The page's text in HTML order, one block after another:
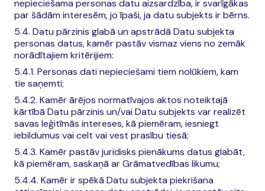
nepieciešama personas datu aizsardzība, ir svarīgākas
par šādām interesēm, jo īpaši, ja datu subjekts ir bērns.
5.4. Datu pārzinis glabā un apstrādā Datu subjekta
personas datus, kamēr pastāv vismaz viens no zemāk
norādītajiem kritērijiem:
5.4.1. Personas dati nepieciešami tiem nolūkiem, kam
tie saņemti;
5.4.2. Kamēr ārējos normatīvajos aktos noteiktajā
kārtībā Datu pārzinis un/vai Datu subjekts var realizēt
savas leģitīmās intereses, kā piemēram, iesniegt
iebildumus vai celt vai vest prasību tiesā;
5.4.3. Kamēr pastāv juridisks pienākums datus glabāt,
kā piemēram, saskaņā ar Grāmatvedības likumu;
5.4.4. Kamēr ir spēkā Datu subjekta piekrišana